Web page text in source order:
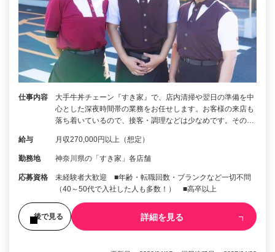
仕事内容
大手牛丼チェーン『すき家』で、店内清掃や翌日の準備を中
心とした深夜時間帯の業務をお任せします。お客様の来店も
落ち着いているので、接客・調理などは少なめです。その…
給与 月収270,000円以上（想定）
勤務地 神奈川県の「すき家」各店舗
応募資格
未経験者大歓迎 ■年齢・転職回数・ブランクなど一切不問
（40～50代で入社した人も多数！） ■高卒以上
後で見る 詳細を見る